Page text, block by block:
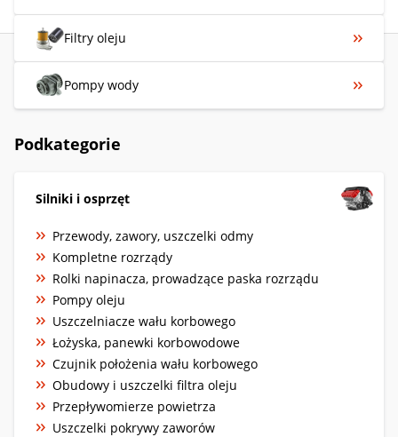
Filtry oleju
Pompy wody
Podkategorie
Silniki i osprzęt
Przewody, zawory, uszczelki odmy
Kompletne rozrządy
Rolki napinacza, prowadzące paska rozrządu
Pompy oleju
Uszczelniacze wału korbowego
Łożyska, panewki korbowodowe
Czujnik położenia wału korbowego
Obudowy i uszczelki filtra oleju
Przepływomierze powietrza
Uszczelki pokrywy zaworów